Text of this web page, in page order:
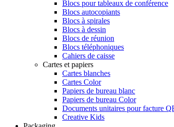
Blocs pour tableaux de conférence
Blocs autocopiants
Blocs à spirales
Blocs à dessin
Blocs de réunion
Blocs téléphoniques
Cahiers de caisse
Cartes et papiers
Cartes blanches
Cartes Color
Papiers de bureau blanc
Papiers de bureau Color
Documents unitaires pour facture
Creative Kids